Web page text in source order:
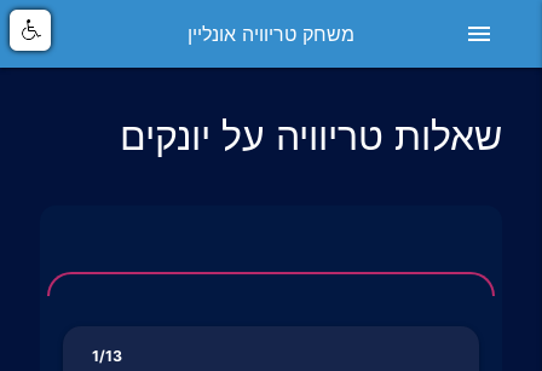
menu משחק טריוויה אונליין
שאלות טריוויה על יונקים
1/13